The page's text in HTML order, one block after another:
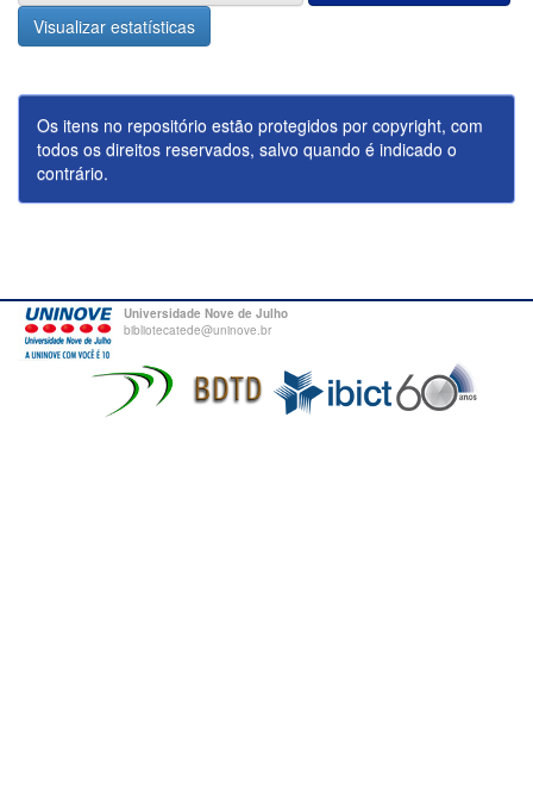
Visualizar estatísticas
Os itens no repositório estão protegidos por copyright, com
todos os direitos reservados, salvo quando é indicado o
contrário.
Universidade Nove de Julho
bibliotecatede@uninove.br